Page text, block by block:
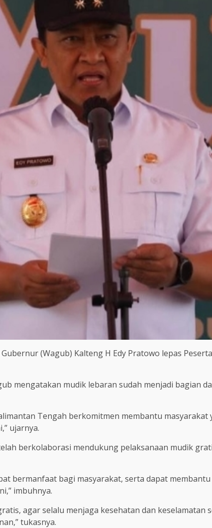
Gubernur (Wagub) Kalteng H Edy Pratowo lepas
mengatakan mudik lebaran sudah menjadi bagian
Tengah berkomitmen membantu
ujarnya.
berkolaborasi mendukung pelaksanaan mudik
bermanfaat bagi masyarakat, serta dapat
imbuhnya.
agar selalu menjaga kesehatan dan keselamatan
tukasnya.